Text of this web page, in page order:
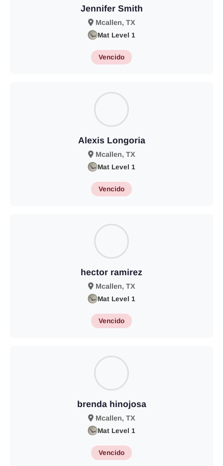
Jennifer Smith
Mcallen, TX
Mat Level 1
Vencido
Alexis Longoria
Mcallen, TX
Mat Level 1
Vencido
hector ramirez
Mcallen, TX
Mat Level 1
Vencido
brenda hinojosa
Mcallen, TX
Mat Level 1
Vencido